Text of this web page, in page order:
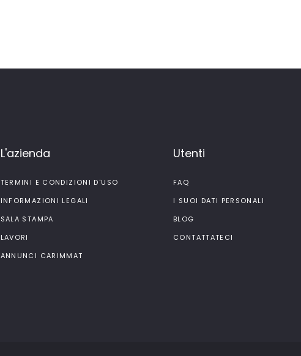
L'azienda
TERMINI E CONDIZIONI D'USO
INFORMAZIONI LEGALI
SALA STAMPA
LAVORI
ANNUNCI CARIMMAT
Utenti
FAQ
I SUOI DATI PERSONALI
BLOG
CONTATTATECI